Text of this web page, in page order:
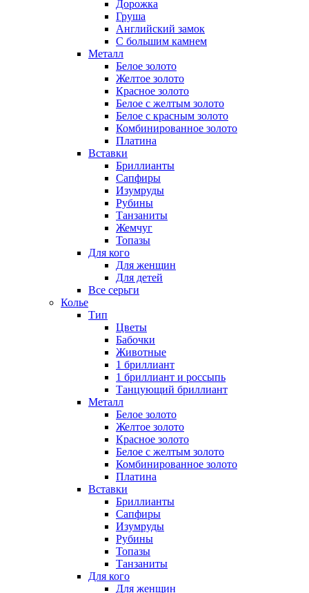
Дорожка
Груша
Английский замок
С большим камнем
Металл
Белое золото
Желтое золото
Красное золото
Белое с желтым золото
Белое с красным золото
Комбинированное золото
Платина
Вставки
Бриллианты
Сапфиры
Изумруды
Рубины
Танзаниты
Жемчуг
Топазы
Для кого
Для женщин
Для детей
Все серьги
Колье
Тип
Цветы
Бабочки
Животные
1 бриллиант
1 бриллиант и россыпь
Танцующий бриллиант
Металл
Белое золото
Желтое золото
Красное золото
Белое с желтым золото
Комбинированное золото
Платина
Вставки
Бриллианты
Сапфиры
Изумруды
Рубины
Топазы
Танзаниты
Для кого
Для женщин